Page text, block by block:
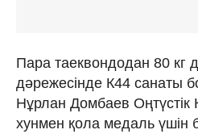
Пара таеквондодан 80 кг
дәрежесінде К44 санаты
Нұрлан Домбаев Оңтүстік
хунмен қола медаль үшін